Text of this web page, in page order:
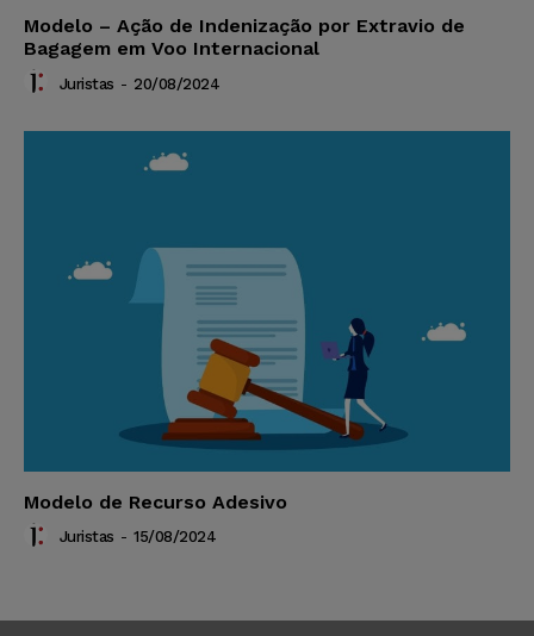
Modelo – Ação de Indenização por Extravio de
Bagagem em Voo Internacional
Juristas - 20/08/2024
Modelo de Recurso Adesivo
Juristas - 15/08/2024